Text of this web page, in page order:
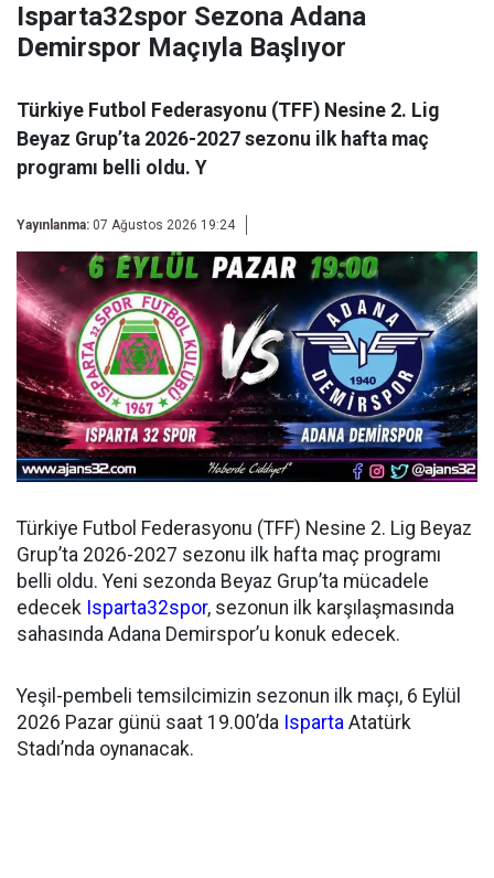
Isparta32spor Sezona Adana
Demirspor Maçıyla Başlıyor
Türkiye Futbol Federasyonu (TFF) Nesine 2. Lig
Beyaz Grup’ta 2026-2027 sezonu ilk hafta maç
programı belli oldu. Y
Yayınlanma: 07 Ağustos 2026 19:24
Türkiye Futbol Federasyonu (TFF) Nesine 2. Lig Beyaz
Grup’ta 2026-2027 sezonu ilk hafta maç programı
belli oldu. Yeni sezonda Beyaz Grup’ta mücadele
edecek Isparta32spor, sezonun ilk karşılaşmasında
sahasında Adana Demirspor’u konuk edecek.
Yeşil-pembeli temsilcimizin sezonun ilk maçı, 6 Eylül
2026 Pazar günü saat 19.00’da Isparta Atatürk
Stadı’nda oynanacak.